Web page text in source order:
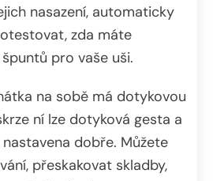
nasazení, automaticky
zda máte
pro vaše uši.
na sobě má dotykovou
ní lze dotyková gesta a
dobře. Můžete
přeskakovat skladby,